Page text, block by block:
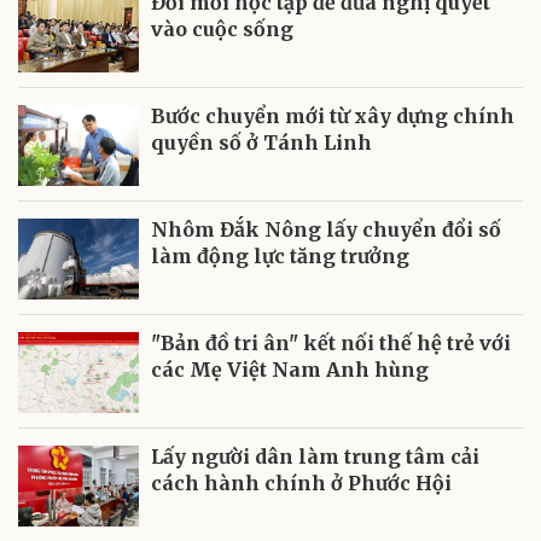
vào cuộc sống
Bước chuyển mới từ xây dựng chính
quyền số ở Tánh Linh
Nhôm Đắk Nông lấy chuyển đổi số
làm động lực tăng trưởng
"Bản đồ tri ân" kết nối thế hệ trẻ với
các Mẹ Việt Nam Anh hùng
Lấy người dân làm trung tâm cải
cách hành chính ở Phước Hội